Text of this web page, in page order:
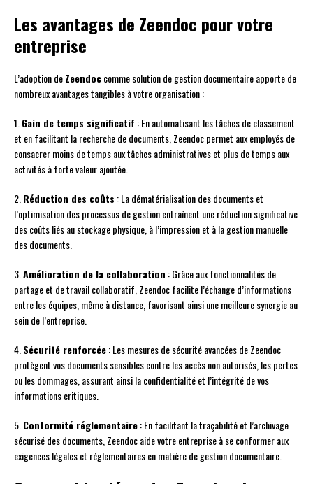
Les avantages de Zeendoc pour votre
entreprise
L’adoption deZeendoccomme solution de gestion documentaire apporte de
nombreux avantages tangibles à votre organisation :
1.Gain de temps significatif : En automatisant les tâches de classement
et en facilitant la recherche de documents, Zeendoc permet aux employés de
consacrer moins de temps aux tâches administratives et plus de temps aux
activités à forte valeur ajoutée.
2.Réduction des coûts : La dématérialisation des documents et
l’optimisation des processus de gestion entraînent une réduction significative
des coûts liés au stockage physique, à l’impression et à la gestion manuelle
des documents.
3.Amélioration de la collaboration : Grâce aux fonctionnalités de
partage et de travail collaboratif, Zeendoc facilite l’échange d’informations
entre les équipes, même à distance, favorisant ainsi une meilleure synergie au
sein de l’entreprise.
4.Sécurité renforcée: Les mesures de sécurité avancées de Zeendoc
protègent vos documents sensibles contre les accès non autorisés, les pertes
ou les dommages, assurant ainsi la confidentialité et l’intégrité de vos
informations critiques.
5.Conformité réglementaire: En facilitant la traçabilité et l’archivage
sécurisé des documents, Zeendoc aide votre entreprise à se conformer aux
exigences légales et réglementaires en matière de gestion documentaire.